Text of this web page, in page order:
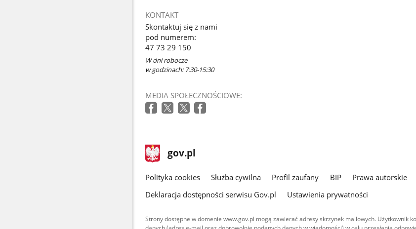
KONTAKT
Skontaktuj się z nami
pod numerem:
47 73 29 150
W dni robocze
w godzinach: 7:30-15:30
MEDIA SPOŁECZNOŚCIOWE:
stopka
gov.pl Strona
gov.pl
gov.pl
Polityka cookies Służba cywilna Profil zaufany BIP Prawa autorskie
Deklaracja dostępności serwisu Gov.pl
Ustawienia prywatności
Strony dostępne w domenie www.gov.pl mogą zawierać adresy skrzynek mailowych.